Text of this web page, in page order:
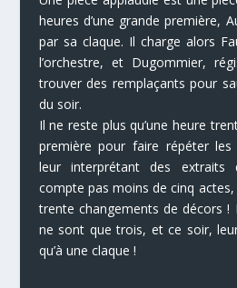
heures d’une grande première,
par sa claque. Il charge alors
l’orchestre, et Dugommier,
trouver des remplaçants pour
du soir.
Il ne reste plus qu’une heure
première pour faire répéter les
leur interprétant des extraits
compte pas moins de cinq
trente changements de décors !
ne sont que trois, et ce soir,
qu’à une claque !